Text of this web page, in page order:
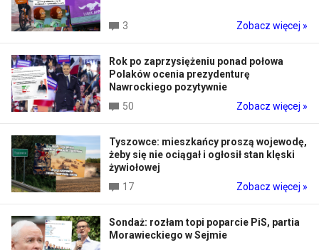
3 Zobacz więcej »
Rok po zaprzysiężeniu ponad połowa
Polaków ocenia prezydenturę
Nawrockiego pozytywnie
50
Zobacz więcej »
Tyszowce: mieszkańcy proszą wojewodę,
żeby się nie ociągał i ogłosił stan klęski
żywiołowej
17
Zobacz więcej »
Sondaż: rozłam topi poparcie PiS, partia
Morawieckiego w Sejmie